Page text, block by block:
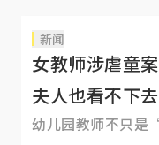
新闻
女教师涉虐童
夫人也看不下去
幼儿园教师不只是